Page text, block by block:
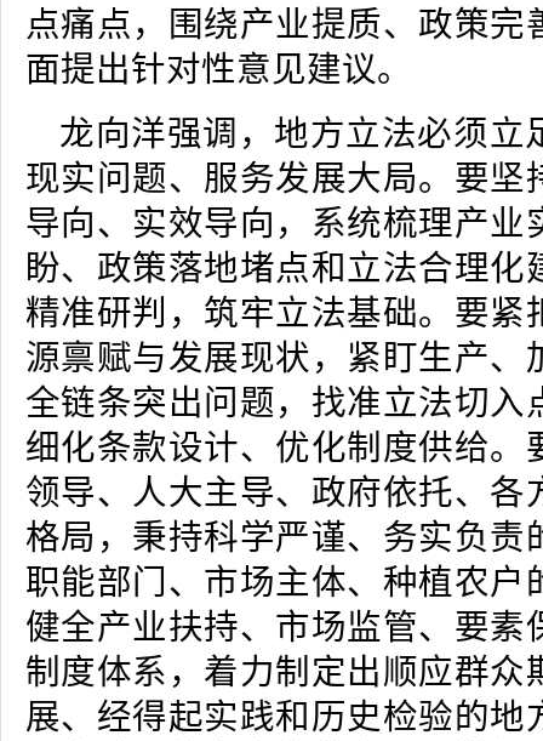
点痛点，围绕产业提质、政策完
面提出针对性意见建议。
龙向洋强调，地方立法必须立
现实问题、服务发展大局。要坚
导向、实效导向，系统梳理产业
盼、政策落地堵点和立法合理化
精准研判，筑牢立法基础。要紧
源禀赋与发展现状，紧盯生产、
全链条突出问题，找准立法切入
细化条款设计、优化制度供给。
领导、人大主导、政府依托、各
格局，秉持科学严谨、务实负责
职能部门、市场主体、种植农户
健全产业扶持、市场监管、要素
制度体系，着力制定出顺应群众
展、经得起实践和历史检验的地